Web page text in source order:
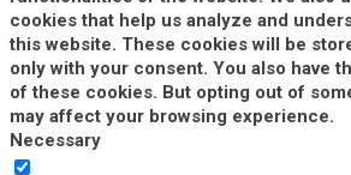
cookies that help us analyze and
this website. These cookies will be
only with your consent. You also have
of these cookies. But opting out of
may affect your browsing experience.
Necessary